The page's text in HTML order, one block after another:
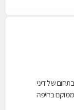
של דיני
בחיפה